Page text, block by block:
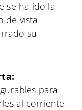
se ha ido la
de vista
su
para
al corriente